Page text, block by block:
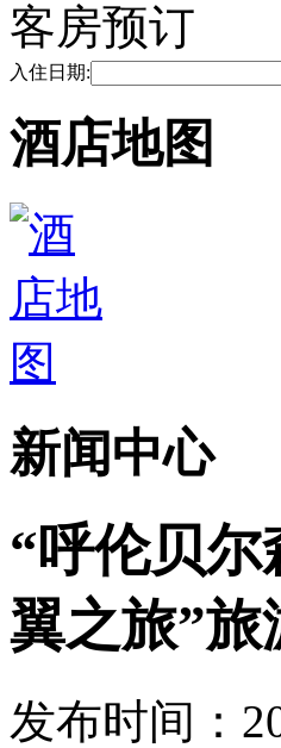
客房预订
入住日期:
酒店地图
新闻中心
“呼伦贝尔
翼之旅”旅
发布时间：